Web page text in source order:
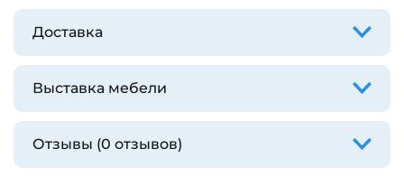
Доставка
Выставка мебели
Отзывы (0 отзывов)